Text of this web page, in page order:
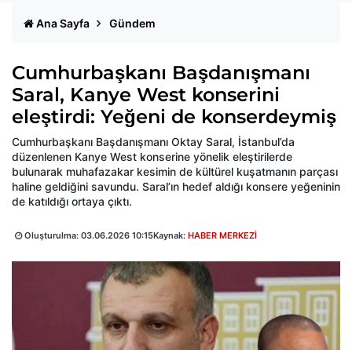
Ana Sayfa Gündem
Cumhurbaşkanı Başdanışmanı
Saral, Kanye West konserini
eleştirdi: Yeğeni de konserdeymiş
Cumhurbaşkanı Başdanışmanı Oktay Saral, İstanbul’da
düzenlenen Kanye West konserine yönelik eleştirilerde
bulunarak muhafazakar kesimin de kültürel kuşatmanın parçası
haline geldiğini savundu. Saral’ın hedef aldığı konsere yeğeninin
de katıldığı ortaya çıktı.
Oluşturulma: 03.06.2026 10:15Kaynak: HABER MERKEZİ